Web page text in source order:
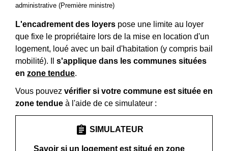
administrative (Première ministre)
L'encadrement des loyers pose une limite au loyer
que fixe le propriétaire lors de la mise en location d'un
logement, loué avec un bail d'habitation (y compris bail
mobilité). Il s'applique dans les communes situées
en zone tendue.
Vous pouvez vérifier si votre commune est située en
zone tendue à l'aide de ce simulateur :
assignment SIMULATEUR
Savoir si un logement est situé en zone